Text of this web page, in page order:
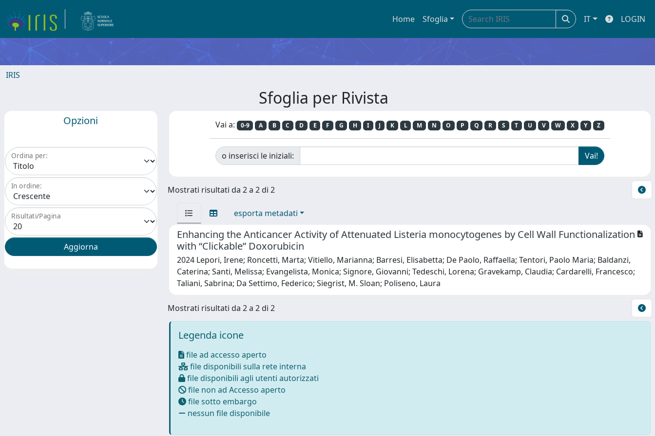
Home Sfoglia IT LOGIN
IRIS
Sfoglia per Rivista
Opzioni
Ordina per:
In ordine:
Risultati/Pagina
Vai a: 0-9 A B C D E F G H I J K L M N O P Q R S T U V W X Y Z
o inserisci le iniziali:
Mostrati risultati da 2 a 2 di 2
esporta metadati
Enhancing the Anticancer Activity of Attenuated Listeria monocytogenes by Cell Wall Functionalization
with “Clickable” Doxorubicin
2024 Lepori, Irene; Roncetti, Marta; Vitiello, Marianna; Barresi, Elisabetta; De Paolo, Raffaella; Tentori, Paolo Maria; Baldanzi,
Caterina; Santi, Melissa; Evangelista, Monica; Signore, Giovanni; Tedeschi, Lorena; Gravekamp, Claudia; Cardarelli, Francesco;
Taliani, Sabrina; Da Settimo, Federico; Siegrist, M. Sloan; Poliseno, Laura
Mostrati risultati da 2 a 2 di 2
Legenda icone
file ad accesso aperto
file disponibili sulla rete interna
file disponibili agli utenti autorizzati
file non ad Accesso aperto
file sotto embargo
nessun file disponibile